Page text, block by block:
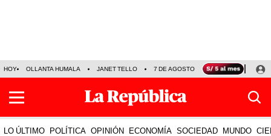
HOY OLLANTA HUMALA JANET TELLO 7 DE AGOSTO TINKA RESULTADOS
LO ÚLTIMO POLÍTICA OPINIÓN ECONOMÍA SOCIEDAD MUNDO